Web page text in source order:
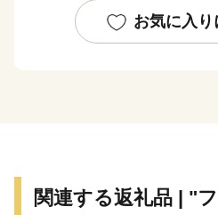
返礼品を通じて「上里町の良
お気に入
関連する返礼品 | "